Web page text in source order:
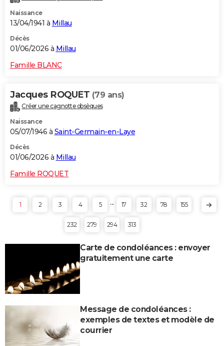
Naissance
13/04/1941 à Millau
Décès
01/06/2026 à Millau
Famille BLANC
Jacques ROQUET (79 ans)
Créer une cagnotte obsèques
Naissance
05/07/1946 à Saint-Germain-en-Laye
Décès
01/06/2026 à Millau
Famille ROQUET
1 2 3 4 5 ... 17 32 78 155
232 279 294 313
Carte de condoléances : envoyer
gratuitement une carte
Message de condoléances :
exemples de textes et modèle de
courrier